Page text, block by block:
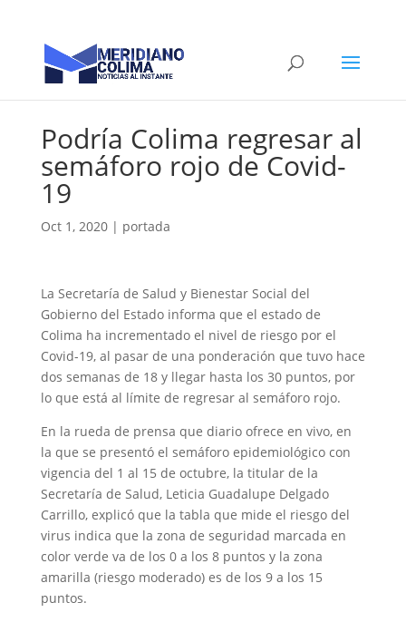
Podría Colima regresar al
semáforo rojo de Covid-
19
Oct 1, 2020| portada
La Secretaría de Salud y Bienestar Social del
Gobierno del Estado informa que el estado de
Colima ha incrementado el nivel de riesgo por el
Covid-19, al pasar de una ponderación que tuvo hace
dos semanas de 18 y llegar hasta los 30 puntos, por
lo que está al límite de regresar al semáforo rojo.
En la rueda de prensa que diario ofrece en vivo, en
la que se presentó el semáforo epidemiológico con
vigencia del 1 al 15 de octubre, la titular de la
Secretaría de Salud, Leticia Guadalupe Delgado
Carrillo, explicó que la tabla que mide el riesgo del
virus indica que la zona de seguridad marcada en
color verde va de los 0 a los 8 puntos y la zona
amarilla (riesgo moderado) es de los 9 a los 15
puntos.